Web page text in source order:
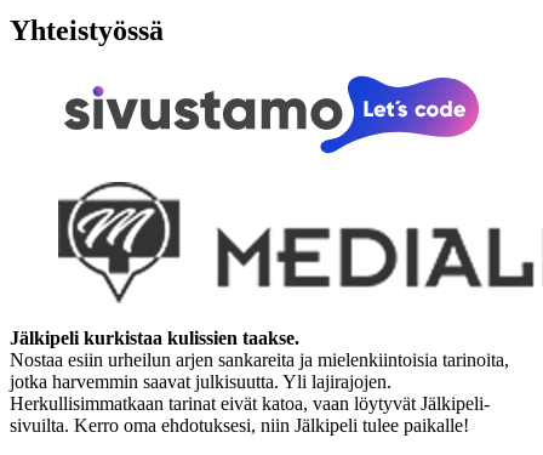
Yhteistyössä
Jälkipeli kurkistaa kulissien taakse.
Nostaa esiin urheilun arjen sankareita ja mielenkiintoisia tarinoita,
jotka harvemmin saavat julkisuutta. Yli lajirajojen.
Herkullisimmatkaan tarinat eivät katoa, vaan löytyvät Jälkipeli-
sivuilta. Kerro oma ehdotuksesi, niin Jälkipeli tulee paikalle!